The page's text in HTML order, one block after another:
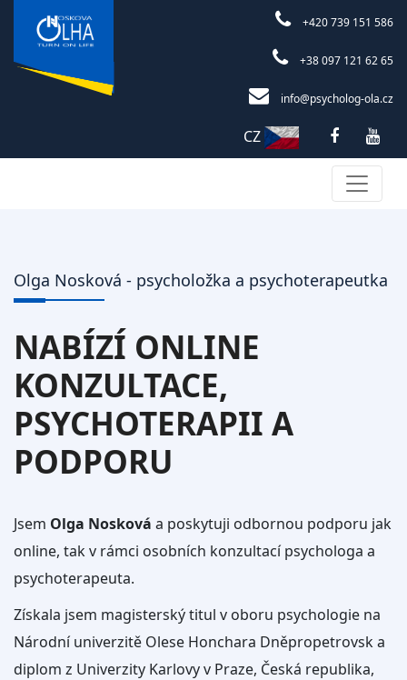
+420 739 151 586
+38 097 121 62 65
info@psycholog-ola.cz
CZ
Olga Nosková - psycholožka a psychoterapeutka
NABÍZÍ ONLINE
KONZULTACE,
PSYCHOTERAPII A
PODPORU
Jsem Olga Nosková a poskytuji odbornou podporu jak
online, tak v rámci osobních konzultací psychologa a
psychoterapeuta.
Získala jsem magisterský titul v oboru psychologie na
Národní univerzitě Olese Honchara Dněpropetrovsk a
diplom z Univerzity Karlovy v Praze, Česká republika,